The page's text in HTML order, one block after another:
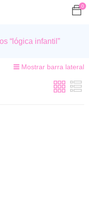
0
“lógica infantil”
Mostrar barra lateral